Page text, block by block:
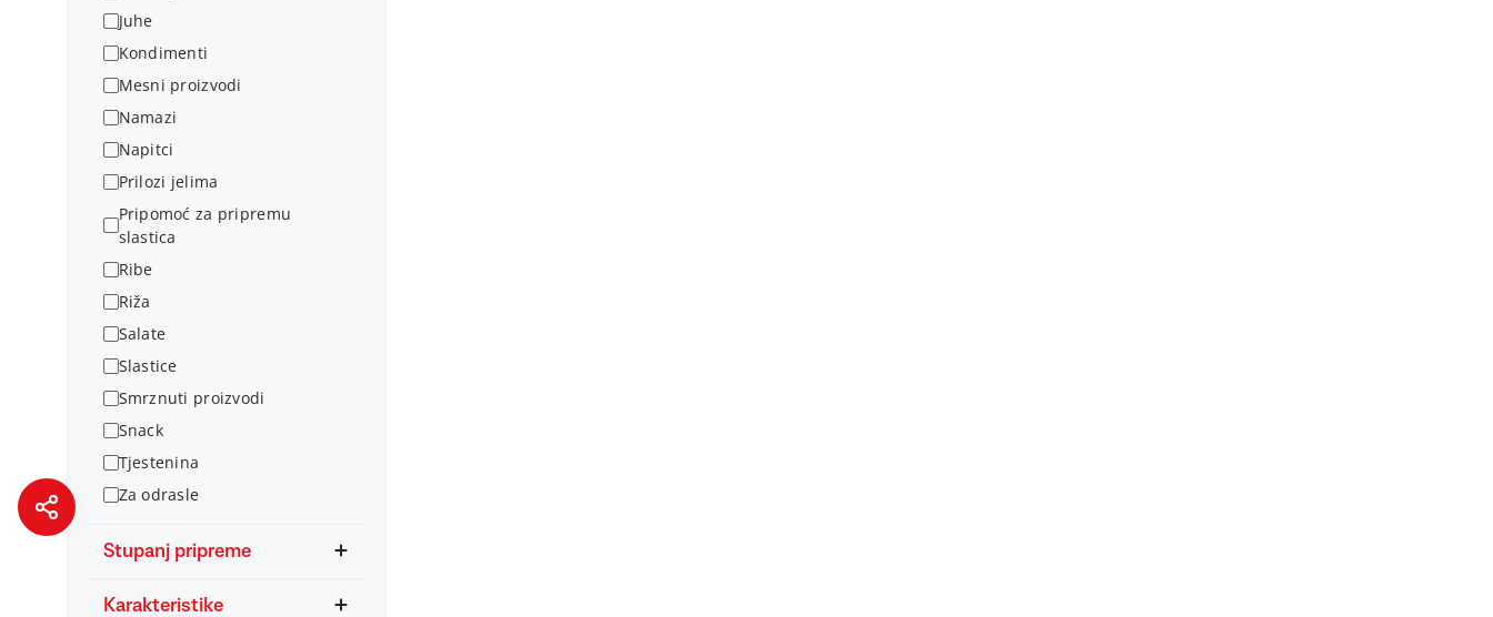
Juhe
Kondimenti
Mesni proizvodi
Namazi
Napitci
Prilozi jelima
Pripomoć za pripremu
slastica
Ribe
Riža
Salate
Slastice
Smrznuti proizvodi
Snack
Tjestenina
Za odrasle
Stupanj pripreme
Karakteristike